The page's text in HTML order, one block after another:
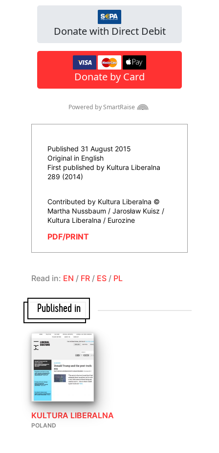
Published 31 August 2015
Original in English
First published by Kultura Liberalna
289 (2014)
Contributed by Kultura Liberalna ©
Martha Nussbaum / Jarosław Kuisz /
Kultura Liberalna / Eurozine
PDF/PRINT
Read in: EN / FR / ES / PL
Published in
KULTURA LIBERALNA
POLAND